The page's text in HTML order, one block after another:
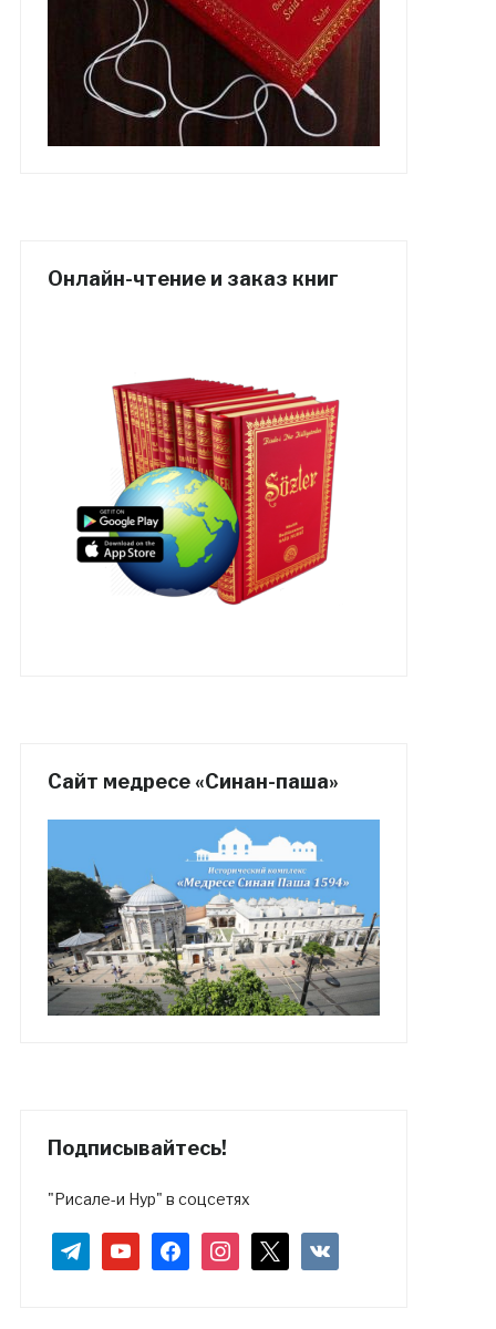
Онлайн-чтение и заказ книг
Сайт медресе «Синан-паша»
Подписывайтесь!
"Рисале-и Нур" в соцсетях
telegramyoutubefacebookinstagram vkontakte